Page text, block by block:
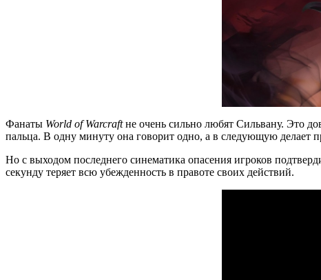
Фанаты World of Warcraftне очень сильно любят Сильвану. Это
пальца. В одну минуту она говорит одно, а в следующую делает
Но с выходом последнего синематика опасения игроков
секунду теряет всю убежденность в правоте своих действий.